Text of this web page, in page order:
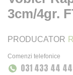
3cm/4gr.
PRODUCATOR
Comenzi telefonice
031 433 44 44